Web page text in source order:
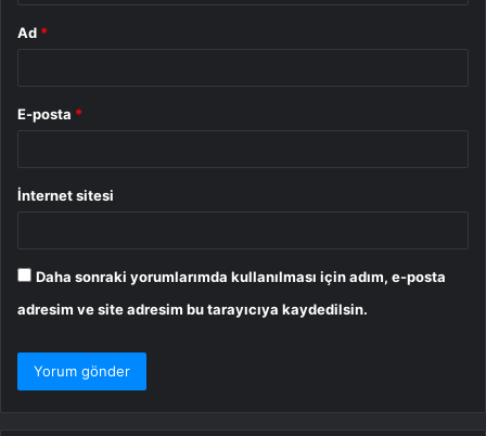
Ad *
E-posta *
İnternet sitesi
Daha sonraki yorumlarımda kullanılması için adım, e-posta
adresim ve site adresim bu tarayıcıya kaydedilsin.